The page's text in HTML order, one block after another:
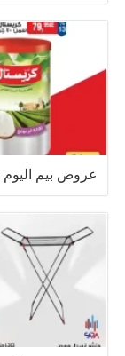
عروض بيم اليوم 8 اغسطس 2026 فرصة التوفير